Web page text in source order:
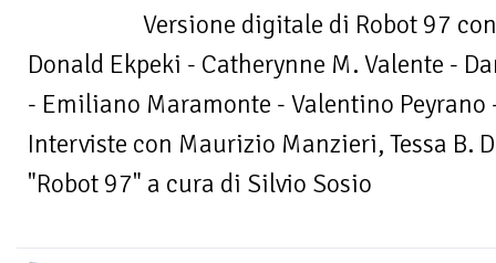
Versione digitale di Robot 97
Donald Ekpeki - Catherynne M. Valente -
- Emiliano Maramonte - Valentino Peyrano
Interviste con Maurizio Manzieri, Tessa B.
"Robot 97" a cura di Silvio Sosio